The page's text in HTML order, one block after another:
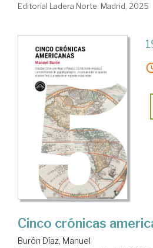
Editorial Ladera Norte. Madrid, 2025
Cinco crónicas
Burón Díaz, Manuel